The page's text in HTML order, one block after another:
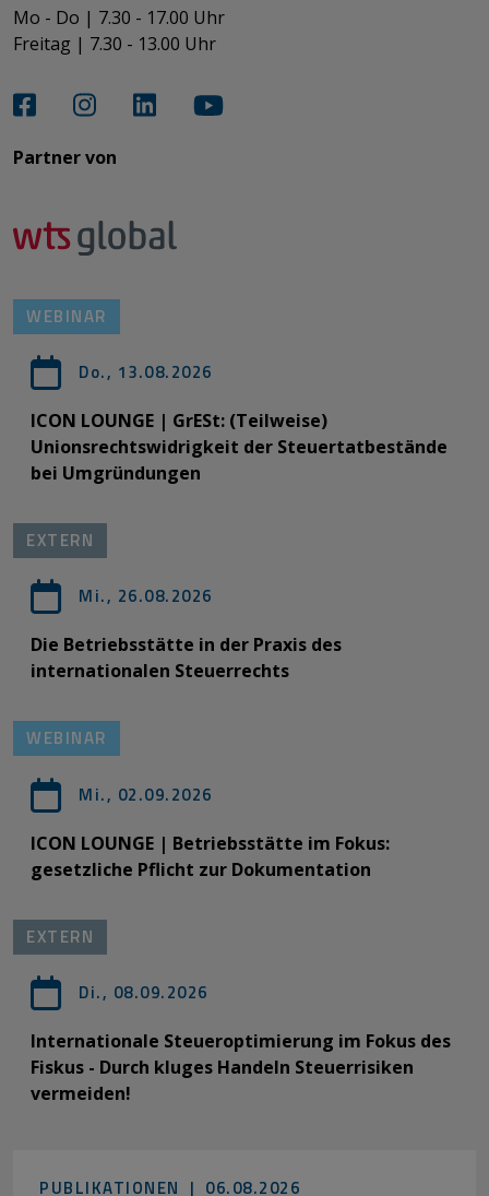
Mo - Do | 7.30 - 17.00 Uhr
Freitag | 7.30 - 13.00 Uhr​​​​​​​
Partner von​​​​​​
WEBINAR
Do., 13.08.2026
ICON LOUNGE | GrESt: (Teilweise)
Unionsrechtswidrigkeit der Steuertatbestände
bei Umgründungen
EXTERN
Mi., 26.08.2026
Die Betriebsstätte in der Praxis des
internationalen Steuerrechts
WEBINAR
Mi., 02.09.2026
ICON LOUNGE | Betriebsstätte im Fokus:
gesetzliche Pflicht zur Dokumentation
EXTERN
Di., 08.09.2026
Internationale Steueroptimierung im Fokus des
Fiskus - Durch kluges Handeln Steuerrisiken
vermeiden!
PUBLIKATIONEN | 06.08.2026